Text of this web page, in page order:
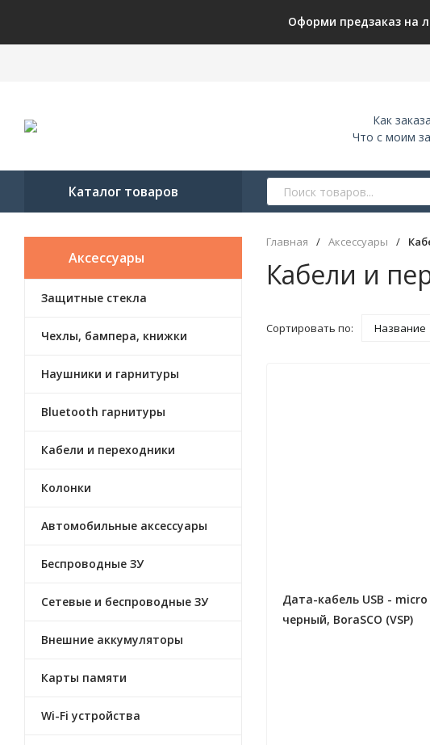
Оформи предзаказ на
Как
Что с моим
Каталог товаров
Аксессуары
Защитные стекла
Чехлы, бампера, книжки
Наушники и гарнитуры
Bluetooth гарнитуры
Кабели и переходники
Колонки
Автомобильные аксессуары
Беспроводные ЗУ
Сетевые и беспроводные ЗУ
Внешние аккумуляторы
Карты памяти
Wi-Fi устройства
Главная / Аксессуары /
Кабели и
Сортировать по: Название
Дата-кабель USB - micro
черный, BoraSCO (VSP)